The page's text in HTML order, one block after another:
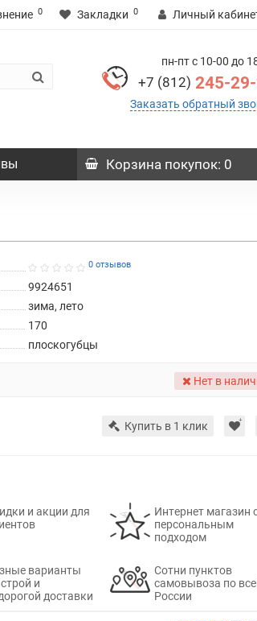
0 Закладки 0 Личный
пн-пт с 10-00 до
+7 (812) 245-
Заказать обратный
Корзина покупок: 0
0 отзывов
9924651
зима, лето
170
плоскогубцы
Нет в
Купить в 1 клик
и акции для
Интернет магазин
персональным
подходом
варианты
и
доставки
Сотни пунктов
самовывоза по
России